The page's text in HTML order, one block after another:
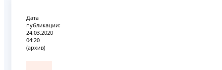
Дата
публикации:
24.03.2020
04:20
(архив)